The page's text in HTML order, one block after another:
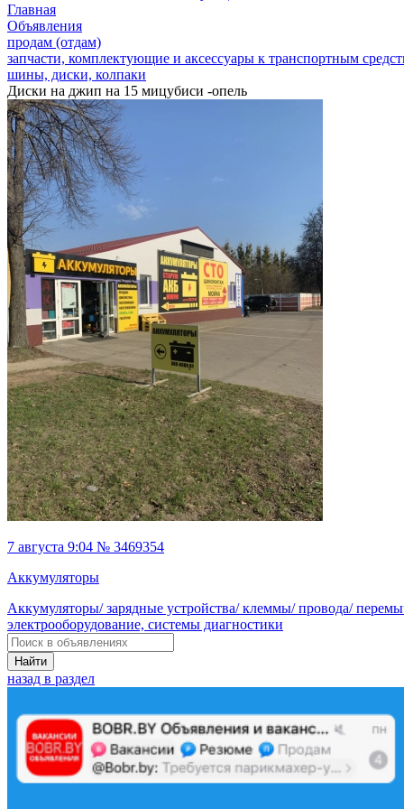
Главная
Объявления
продам (отдам)
запчасти, комплектующие и аксессуары к транспортным
шины, диски, колпаки
Диски на джип на 15 мицубиси -опель
7 августа 9:04 № 3469354
Аккумуляторы
Аккумуляторы/ зарядные устройства/ клеммы/ провода/
электрооборудование, системы диагностики
Найти
назад в раздел